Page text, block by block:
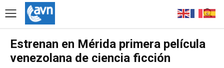
Estrenan en Mérida primera película
venezolana de ciencia ficción